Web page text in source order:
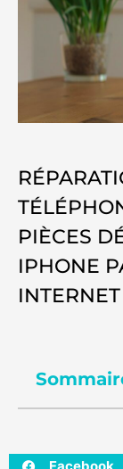
PIÈCES
IPHONE
INTERNET